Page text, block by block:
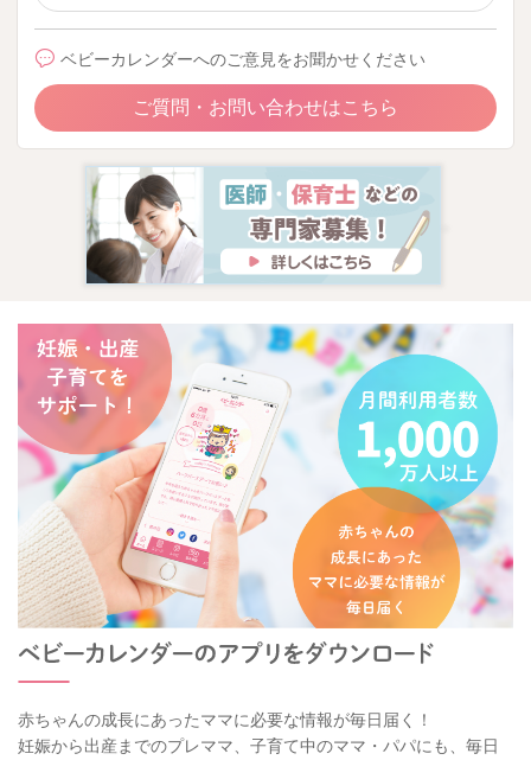
ベビーカレンダーへのご意見をお聞かせください
ご質問・お問い合わせはこちら
赤ちゃんの成長にあったママに必要な情報が毎日届く！
妊娠から出産までのプレママ、子育て中のママ・パパにも、毎日